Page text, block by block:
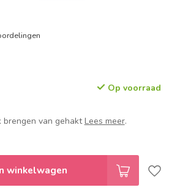
Op voorraad
brengen van gehaktLees meer.
winkelwagen